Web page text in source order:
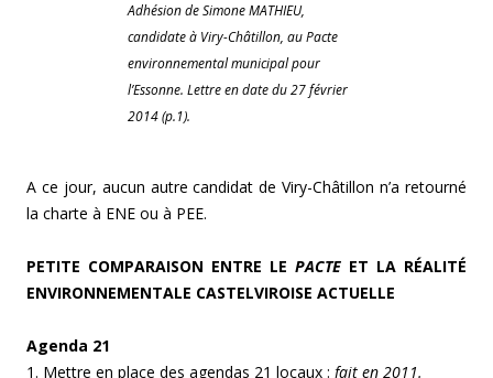
Adhésion de Simone MATHIEU,
candidate à Viry-Châtillon, au Pacte
environnemental municipal pour
l’Essonne. Lettre en date du 27 février
2014 (p.1).
A ce jour, aucun autre candidat de Viry-Châtillon n’a retourné
la charte à ENE ou à PEE.
PETITE COMPARAISON ENTRE LE PACTE ET LA RÉALITÉ
ENVIRONNEMENTALE CASTELVIROISE ACTUELLE
Agenda 21
1. Mettre en place des agendas 21 locaux : fait en 2011.